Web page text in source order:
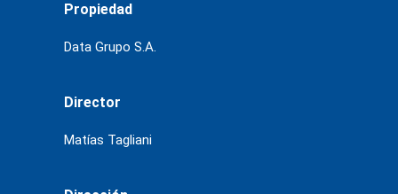
Propiedad
Data Grupo S.A.
Director
Matías Tagliani